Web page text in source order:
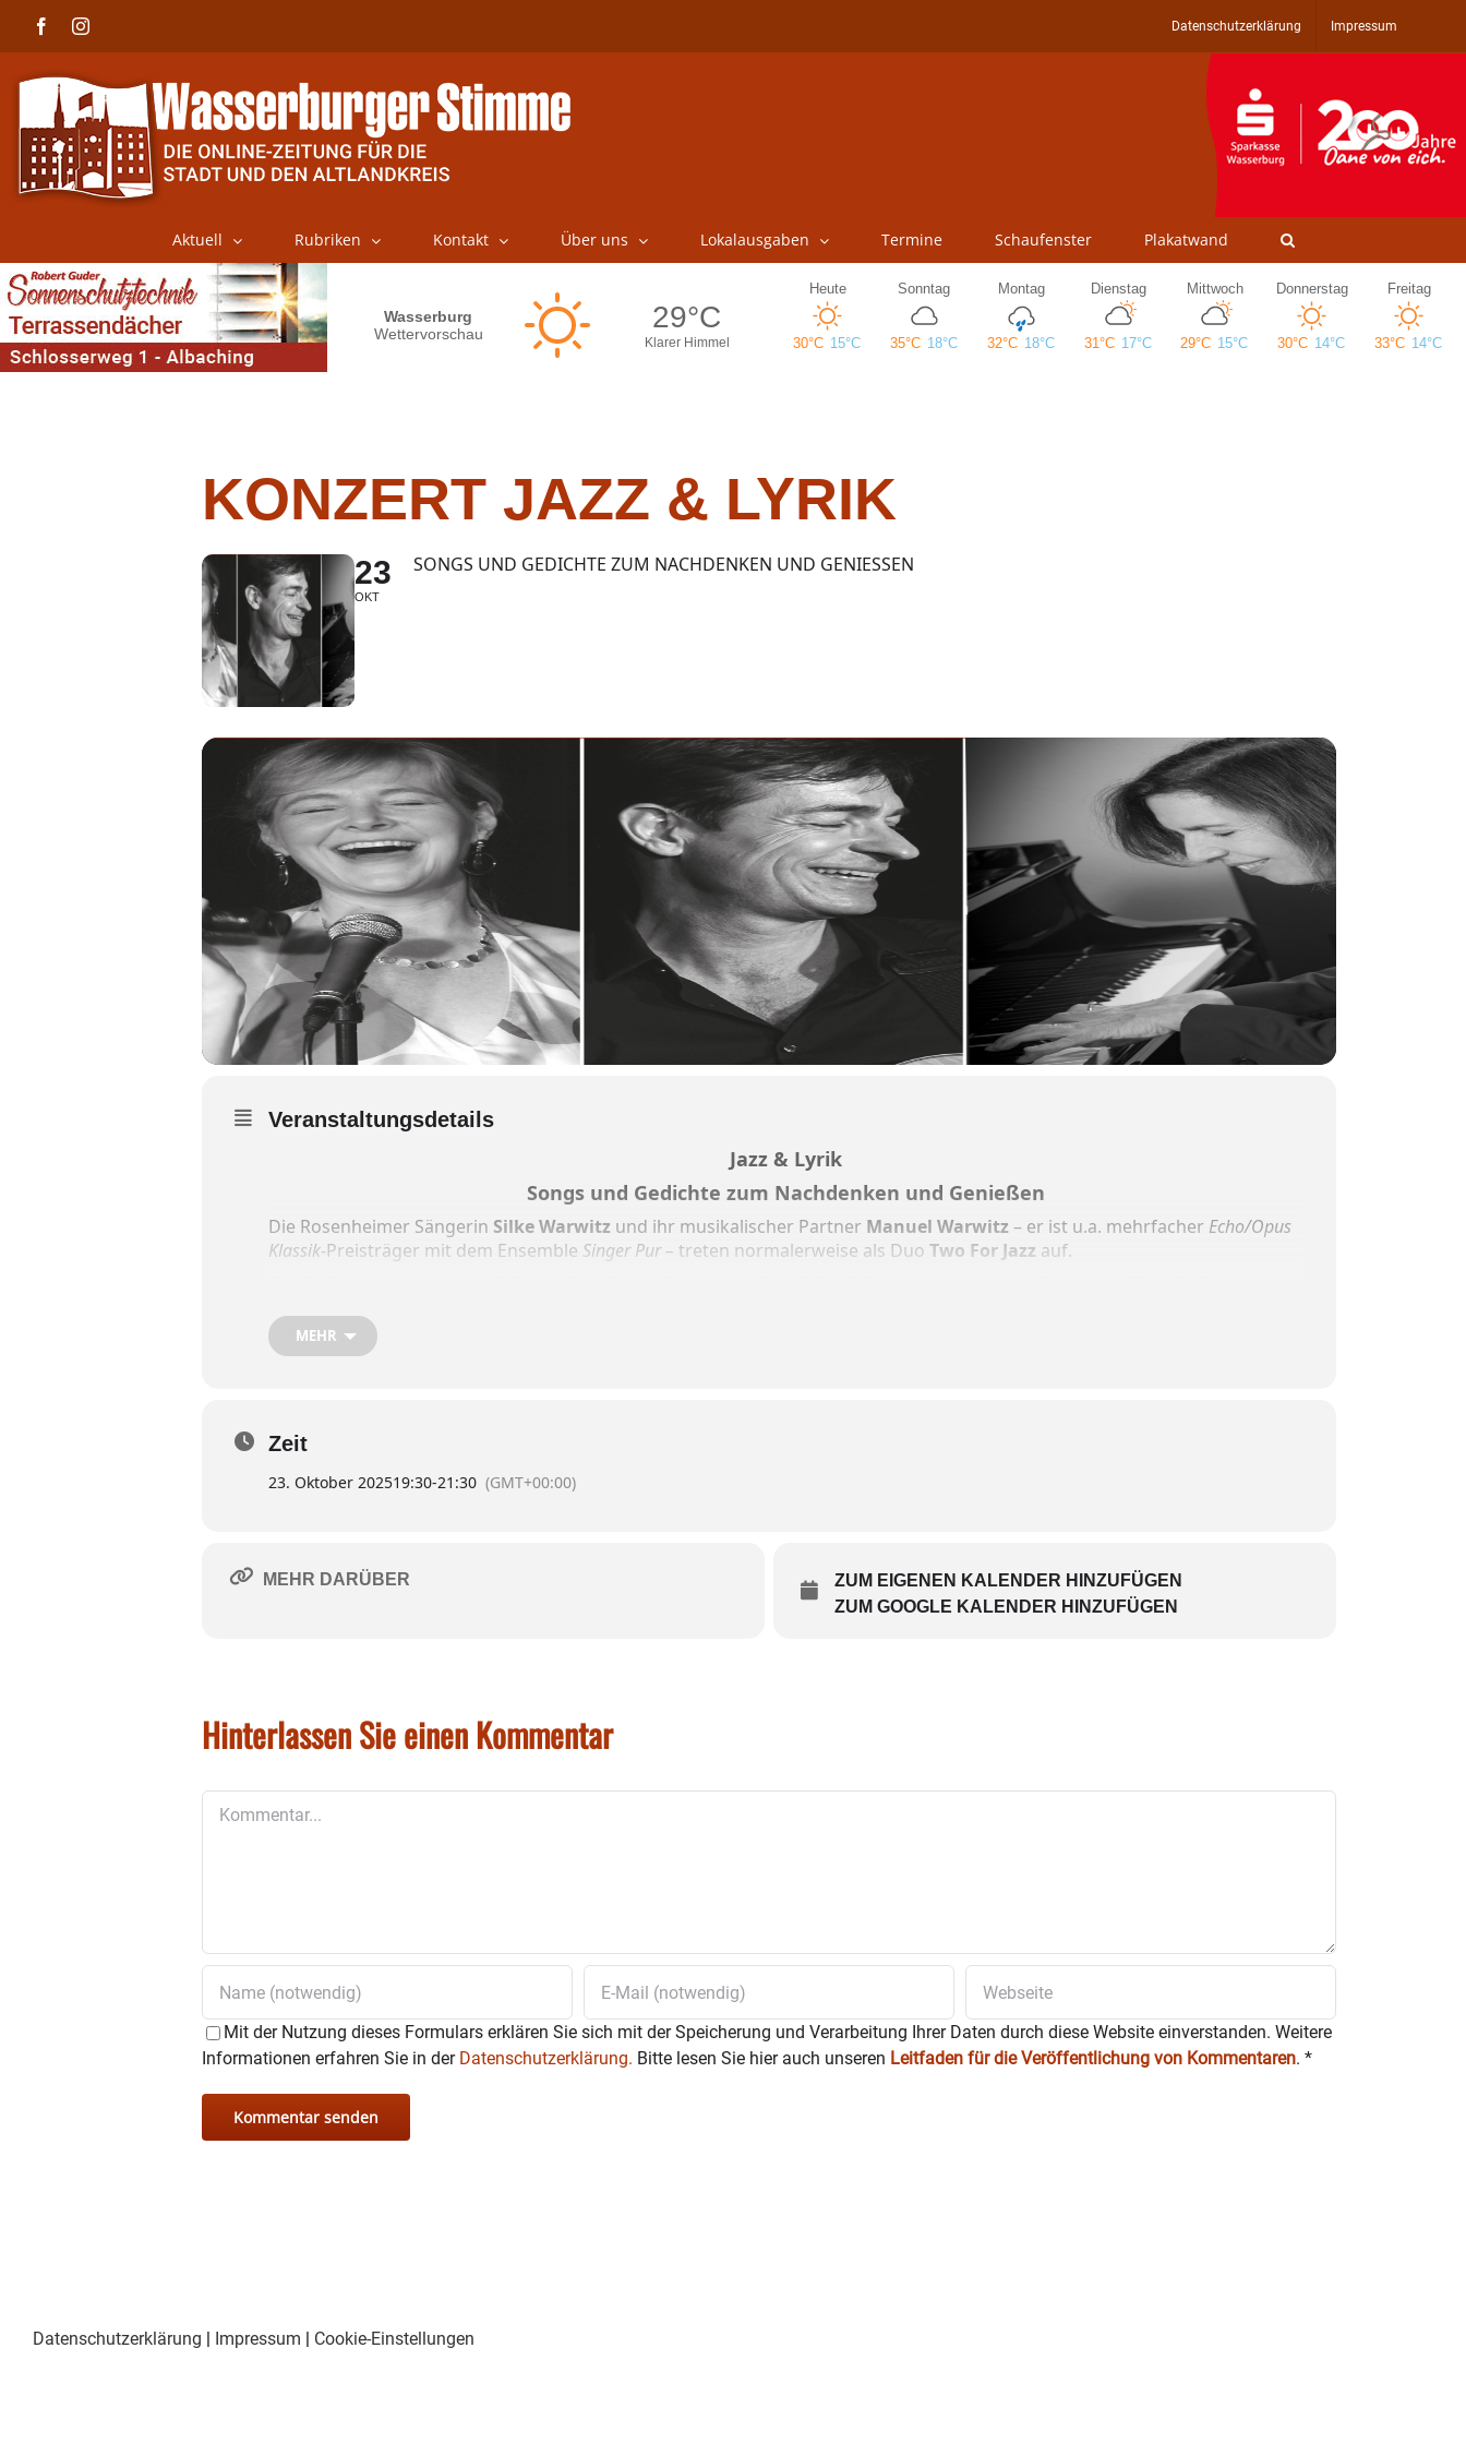
FacebookInstagram Datenschutzerklärung Impressum
Aktuell Rubriken Kontakt Über uns Lokalausgaben Termine Schaufenster Plakatwand
KONZERT JAZZ & LYRIK
23
OKT
SONGS UND GEDICHTE ZUM NACHDENKEN UND GENIESSEN
Veranstaltungsdetails
Jazz & Lyrik
Songs und Gedichte zum Nachdenken und Genießen
Die Rosenheimer Sängerin Silke Warwitz und ihr musikalischer Partner Manuel Warwitz – er ist u.a. mehrfacher Echo/Opus
Klassik-Preisträger mit dem Ensemble Singer Pur – treten normalerweise als Duo Two For Jazz auf.
Die drei Musiker:innen kombinieren gekonnt Jazzstandards mit Liebesgedichten und erschaffen dabei einen flirrenden
Kosmos von Poesie und Musik. Ein Konzerterlebnis voll Schmunzeln, Herzleid, Nachsinnen und Genießen.
Silke Warwitz: vocals, shaker, rezitation
Susi Weiss: piano
Reservierung unter
MEHR
Zeit
23. Oktober 202519:30-21:30 (GMT+00:00)
MEHR DARÜBER
ZUM EIGENEN KALENDER HINZUFÜGEN
ZUM GOOGLE KALENDER HINZUFÜGEN
Hinterlassen Sie einen Kommentar
Mit der Nutzung dieses Formulars erklären Sie sich mit der Speicherung und Verarbeitung Ihrer Daten durch diese Website einverstanden. Weitere
Informationen erfahren Sie in der Datenschutzerklärung. Bitte lesen Sie hier auch unseren Leitfaden für die Veröffentlichung von Kommentaren. *
Datenschutzerklärung | Impressum | Cookie-Einstellungen